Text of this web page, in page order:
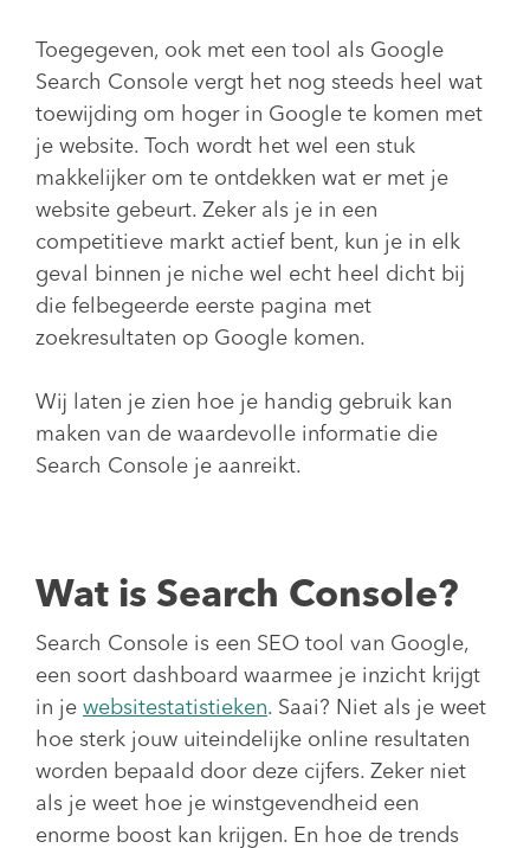
Toegegeven, ook met een tool als Google
Search Console vergt het nog steeds heel wat
toewijding om hoger in Google te komen met
je website. Toch wordt het wel een stuk
makkelijker om te ontdekken wat er met je
website gebeurt. Zeker als je in een
competitieve markt actief bent, kun je in elk
geval binnen je niche wel echt heel dicht bij
die felbegeerde eerste pagina met
zoekresultaten op Google komen.
Wij laten je zien hoe je handig gebruik kan
maken van de waardevolle informatie die
Search Console je aanreikt.
Wat is Search Console?
Search Console is een SEO tool van Google,
een soort dashboard waarmee je inzicht krijgt
in je websitestatistieken. Saai? Niet als je weet
hoe sterk jouw uiteindelijke online resultaten
worden bepaald door deze cijfers. Zeker niet
als je weet hoe je winstgevendheid een
enorme boost kan krijgen. En hoe de trends